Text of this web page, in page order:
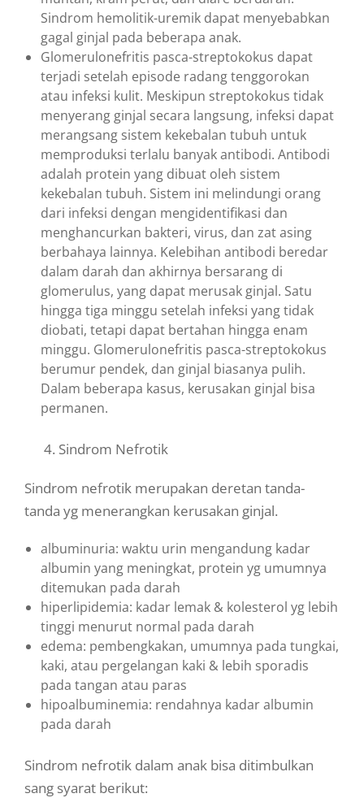
Sindrom hemolitik-uremik dapat menyebabkan
gagal ginjal pada beberapa anak.
Glomerulonefritis pasca-streptokokus dapat
terjadi setelah episode radang tenggorokan
atau infeksi kulit. Meskipun streptokokus tidak
menyerang ginjal secara langsung, infeksi dapat
merangsang sistem kekebalan tubuh untuk
memproduksi terlalu banyak antibodi. Antibodi
adalah protein yang dibuat oleh sistem
kekebalan tubuh. Sistem ini melindungi orang
dari infeksi dengan mengidentifikasi dan
menghancurkan bakteri, virus, dan zat asing
berbahaya lainnya. Kelebihan antibodi beredar
dalam darah dan akhirnya bersarang di
glomerulus, yang dapat merusak ginjal. Satu
hingga tiga minggu setelah infeksi yang tidak
diobati, tetapi dapat bertahan hingga enam
minggu. Glomerulonefritis pasca-streptokokus
berumur pendek, dan ginjal biasanya pulih.
Dalam beberapa kasus, kerusakan ginjal bisa
permanen.
4. Sindrom Nefrotik
Sindrom nefrotik merupakan deretan tanda-
tanda yg menerangkan kerusakan ginjal.
albuminuria: waktu urin mengandung kadar
albumin yang meningkat, protein yg umumnya
ditemukan pada darah
hiperlipidemia: kadar lemak & kolesterol yg lebih
tinggi menurut normal pada darah
edema: pembengkakan, umumnya pada tungkai,
kaki, atau pergelangan kaki & lebih sporadis
pada tangan atau paras
hipoalbuminemia: rendahnya kadar albumin
pada darah
Sindrom nefrotik dalam anak bisa ditimbulkan
sang syarat berikut: